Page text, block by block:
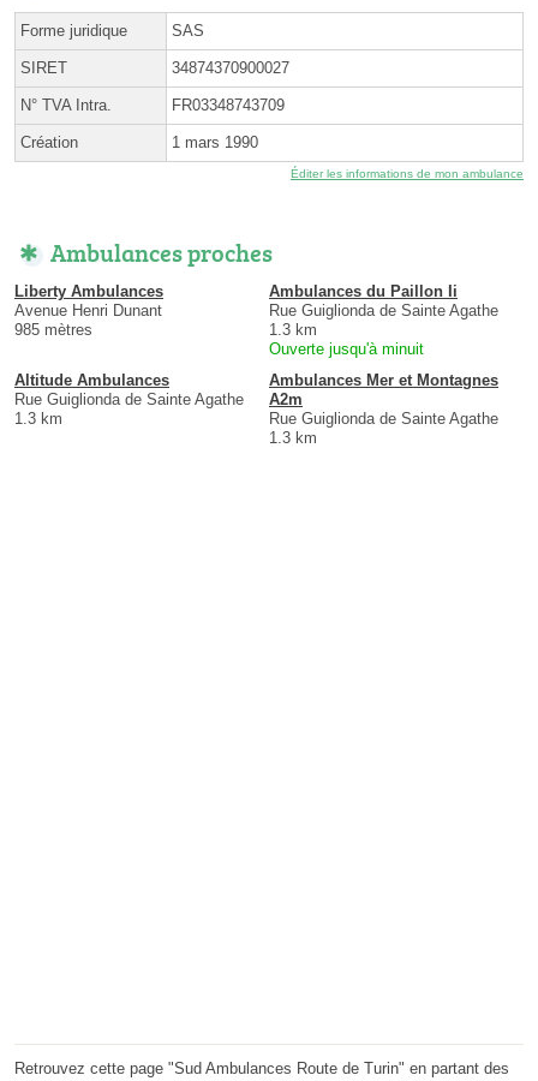
Forme juridique SAS
SIRET 34874370900027
N° TVA Intra. FR03348743709
Création 1 mars 1990
Éditer les informations de mon ambulance
Ambulances proches
Liberty Ambulances
Avenue Henri Dunant
985 mètres
Ambulances du Paillon Ii
Rue Guiglionda de Sainte Agathe
1.3 km
Ouverte jusqu'à minuit
Altitude Ambulances
Rue Guiglionda de Sainte Agathe
1.3 km
Ambulances Mer et Montagnes
A2m
Rue Guiglionda de Sainte Agathe
1.3 km
Retrouvez cette page "Sud Ambulances Route de Turin" en partant des